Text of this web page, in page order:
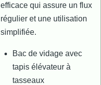
efficace qui assure un flux
régulier et une utilisation
simplifiée.
Bac de vidage avec
tapis élévateur à
tasseaux